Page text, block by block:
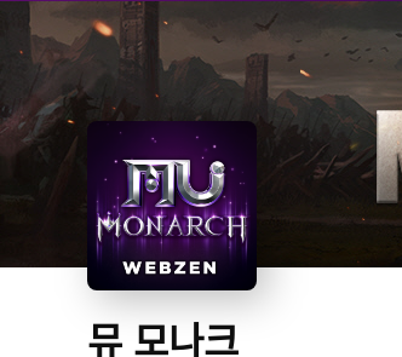
뮤 모나크